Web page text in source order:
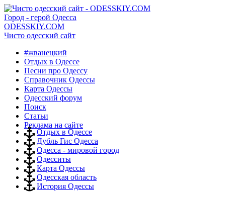
Город - герой Одесса
ODESSKIY.COM
Чисто одесский сайт
#жванецкий
Отдых в Одессе
Песни про Одессу
Справочник Одессы
Карта Одессы
Одесский форум
Поиск
Статьи
Реклама на сайте
Отдых в Одессе
Дубль Гис Одесса
Одесса - мировой город
Одесситы
Карта Одессы
Одесская область
История Одессы